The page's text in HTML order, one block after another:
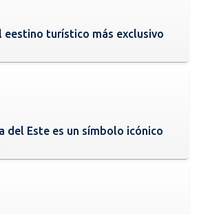
eestino turístico más exclusivo
del Este es un símbolo icónico